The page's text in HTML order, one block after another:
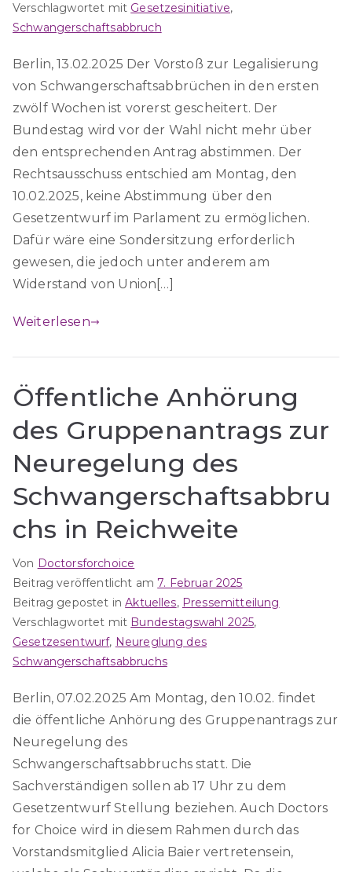
Verschlagwortet mit Gesetzesinitiative,
Schwangerschaftsabbruch
Berlin, 13.02.2025 Der Vorstoß zur Legalisierung
von Schwangerschaftsabbrüchen in den ersten
zwölf Wochen ist vorerst gescheitert. Der
Bundestag wird vor der Wahl nicht mehr über
den entsprechenden Antrag abstimmen. Der
Rechtsausschuss entschied am Montag, den
10.02.2025, keine Abstimmung über den
Gesetzentwurf im Parlament zu ermöglichen.
Dafür wäre eine Sondersitzung erforderlich
gewesen, die jedoch unter anderem am
Widerstand von Union[…]
Weiterlesen
Öffentliche Anhörung
des Gruppenantrags zur
Neuregelung des
Schwangerschaftsabbru
chs in Reichweite
Von Doctorsforchoice
Beitrag veröffentlicht am 7. Februar 2025
Beitrag gepostet inAktuelles, Pressemitteilung
Verschlagwortet mit Bundestagswahl 2025,
Gesetzesentwurf, Neureglung des
Schwangerschaftsabbruchs
Berlin, 07.02.2025 Am Montag, den 10.02. findet
die öffentliche Anhörung des Gruppenantrags zur
Neuregelung des
Schwangerschaftsabbruchs statt. Die
Sachverständigen sollen ab 17 Uhr zu dem
Gesetzentwurf Stellung beziehen. Auch Doctors
for Choice wird in diesem Rahmen durch das
Vorstandsmitglied Alicia Baier vertretensein,